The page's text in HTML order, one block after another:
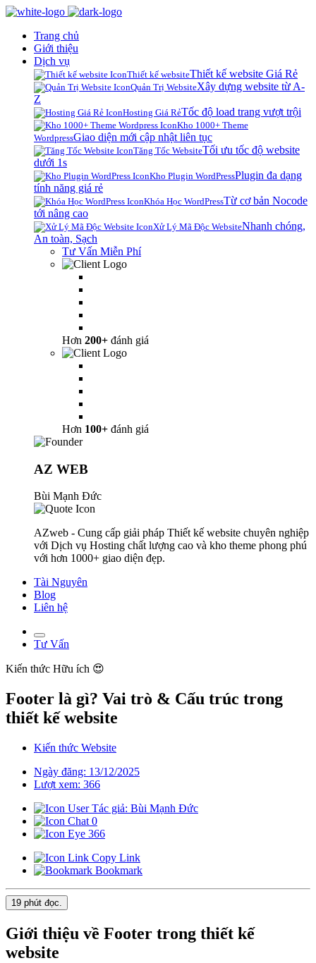
Trang chủ
Giới thiệu
Dịch vụ
Thiết kế websiteThiết kế website Giá Rẻ
Quản Trị WebsiteXây dựng website từ A-
Z
Hosting Giá RẻTốc độ load trang vượt trội
Kho 1000+ Theme
WordpressGiao diện mới cập nhật liên tục
Tăng Tốc WebsiteTối ưu tốc độ website
dưới 1s
Kho Plugin WordPressPlugin đa dạng
tính năng giá rẻ
Khóa Học WordPressTừ cơ bản Nocode
tới nâng cao
Xử Lý Mã Độc WebsiteNhanh chóng,
An toàn, Sạch
Tư Vấn Miễn Phí
Hơn 200+ đánh giá
Hơn 100+ đánh giá
AZ WEB
Bùi Mạnh Đức
AZweb - Cung cấp giải pháp Thiết kế website chuyên nghiệp
với Dịch vụ Hosting chất lượng cao và kho theme phong phú
với hơn 1000+ giao diện đẹp.
Tài Nguyên
Blog
Liên hệ
Tư Vấn
Kiến thức Hữu ích 😍
Footer là gì? Vai trò & Cấu trúc trong
thiết kế website
Kiến thức Website
Ngày đăng: 13/12/2025
Lượt xem: 366
Tác giả: Bùi Mạnh Đức
0
366
Copy Link
Bookmark
19 phút đọc.
Giới thiệu về Footer trong thiết kế
website